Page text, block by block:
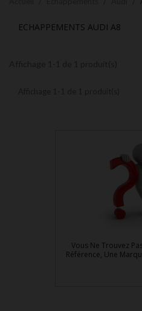
ECHAPPEMENTS AUDI A8
Vous Ne Trouvez
Référence, Une